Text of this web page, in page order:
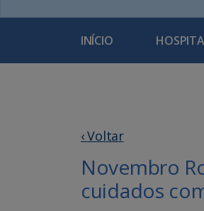
INÍCIO
‹ Voltar
Novembro
cuidados